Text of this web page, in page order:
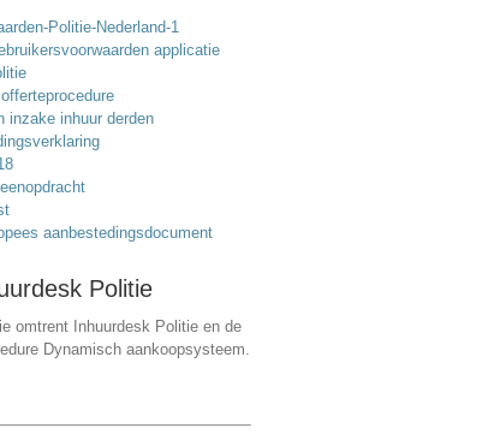
Politie-Nederland-1
applicatie
inzake inhuur derden
aanbestedingsdocument
Politie
omtrent Inhuurdesk Politie en de
Dynamisch aankoopsysteem.